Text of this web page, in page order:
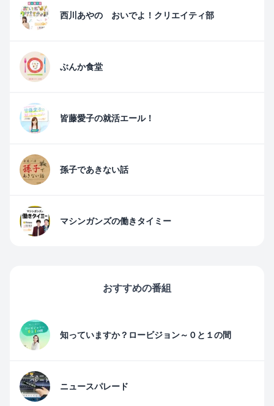
西川あやの おいでよ！クリエイティ部
ぶんか食堂
皆藤愛子の就活エール！
孫子であきない話
マシンガンズの働きタイミー
おすすめの番組
知っていますか？ロービジョン～０と１の間
ニュースパレード